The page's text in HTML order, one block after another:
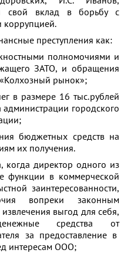
свой вклад в борьбу с
коррупцией.
преступления как:
полномочиями и
ЗАТО, и обращения
рынок»;
в размере 16 тыс.рублей
городского
бюджетных средств на
их получения.
когда директор одного из
функции в коммерческой
заинтересованности,
вопреки законным
выгод для себя,
средства от
за предоставление в
интересам ООО;